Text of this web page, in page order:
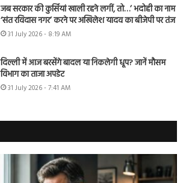
जब सरकार की कुर्सियां खाली रहने लगीं, तो…’ भदोही का नाम
‘संत रविदास नगर’ करने पर अखिलेश यादव का बीजेपी पर तंज
31 July 2026 - 8:19 AM
दिल्ली में आज बरसेंगे बादल या निकलेगी धूप? जानें मौसम
विभाग का ताजा अपडेट
31 July 2026 - 7:41 AM